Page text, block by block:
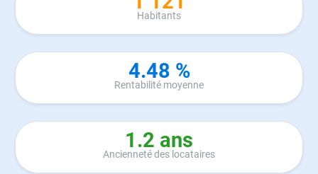
Habitants
4.48 %
Rentabilité moyenne
1.2 ans
Ancienneté des locataires